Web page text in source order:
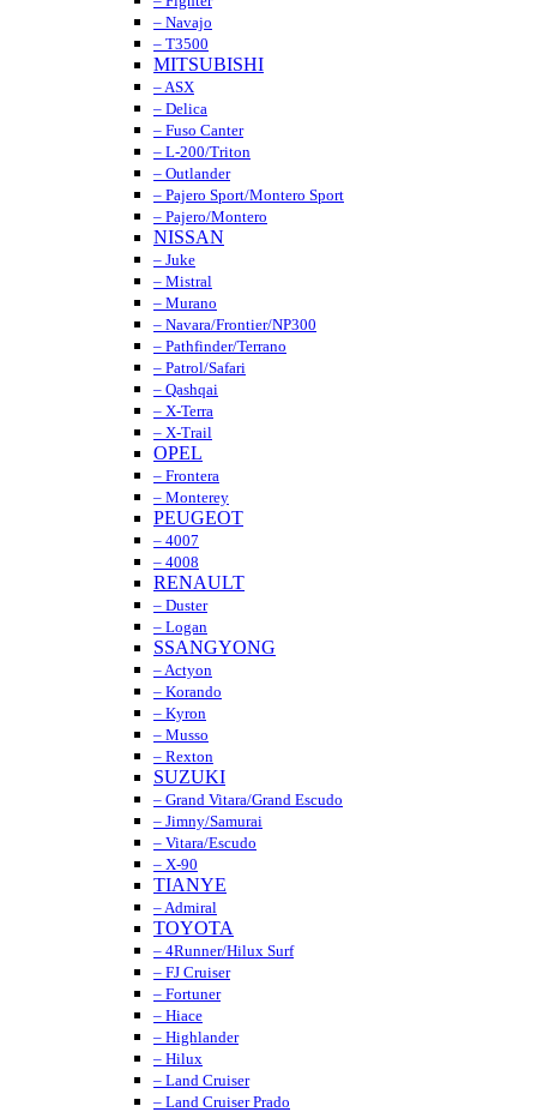
– Navajo
– T3500
MITSUBISHI
– ASX
– Delica
– Fuso Canter
– L-200/Triton
– Outlander
– Pajero Sport/Montero Sport
– Pajero/Montero
NISSAN
– Juke
– Mistral
– Murano
– Navara/Frontier/NP300
– Pathfinder/Terrano
– Patrol/Safari
– Qashqai
– X-Terra
– X-Trail
OPEL
– Frontera
– Monterey
PEUGEOT
– 4007
– 4008
RENAULT
– Duster
– Logan
SSANGYONG
– Actyon
– Korando
– Kyron
– Musso
– Rexton
SUZUKI
– Grand Vitara/Grand Escudo
– Jimny/Samurai
– Vitara/Escudo
– X-90
TIANYE
– Admiral
TOYOTA
– 4Runner/Hilux Surf
– FJ Cruiser
– Fortuner
– Hiace
– Highlander
– Hilux
– Land Cruiser
– Land Cruiser Prado